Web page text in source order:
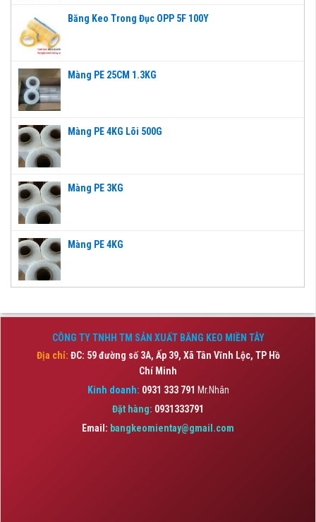
Băng Keo Trong Đục OPP 5F 100Y
Màng PE 25CM 1.3KG
Màng PE 4KG Lõi 500G
Màng PE 3KG
Màng PE 4KG
CÔNG TY TNHH TM SẢN XUẤT BĂNG KEO MIỀN TÂY
Địa chỉ: ĐC: 59 đường số 3A, Ấp 39, Xã Tân Vĩnh Lộc, TP Hồ
Chí Minh
Kinh doanh: 0931 333 791 Mr.Nhân
Đặt hàng: 0931333791
Email: bangkeomientay@gmail.com